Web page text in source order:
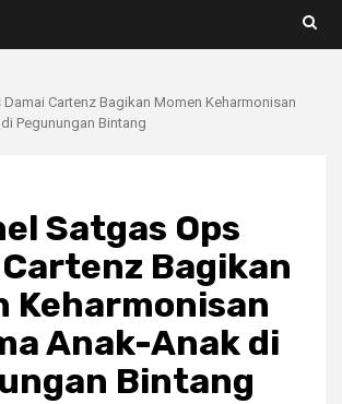
Cartenz Bagikan Momen Keharmonisan
Pegunungan Bintang
Satgas Ops
Bagikan
Keharmonisan
Anak-Anak di
Bintang